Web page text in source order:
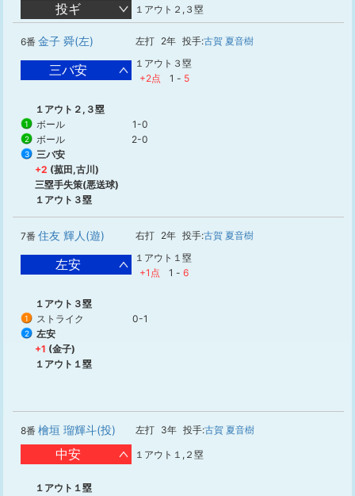
投ギ １アウト２,３塁
6番 金子 舜(左) 左打 2年 投手:古賀 夏音樹
三バ安
１アウト３塁
+2点
1 - 5
１アウト２,３塁
1 ボール 1-0
2 ボール 2-0
3
三バ安
+2 (菰田,古川)
三塁手失策(悪送球)
１アウト３塁
7番 住友 輝人(遊) 右打 2年 投手:古賀 夏音樹
左安
１アウト１塁
+1点
1 - 6
１アウト３塁
1 ストライク 0-1
2
左安
+1 (金子)
１アウト１塁
8番 檜垣 瑠輝斗(投) 左打 3年 投手:古賀 夏音樹
中安 １アウト１,２塁
１アウト１塁